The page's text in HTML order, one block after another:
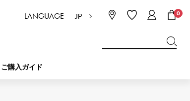
LANGUAGE -JP 0
ご購入ガイド